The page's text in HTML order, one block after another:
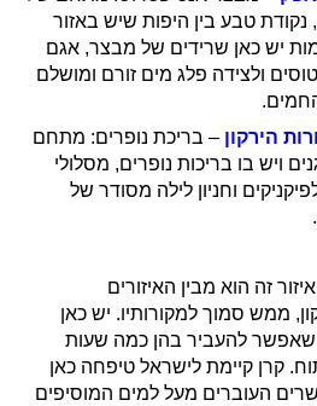
טבע בין היפות שיש באזור
יש כאן שרידים של מבצר, אגם
ולצידה פלג מים זורם ומושלם
הירקון – בריכת נופרים: מתחם
ויש בו בריכות נופרים, מסלולי
וחניון לילה מסודר של
זה הוא מבין האיזורים
ממש סמוך למקורותיו. יש כאן
שאפשר להעביר בהן כמה שעות
קרן קיימת לישראל טיפחה כאן
העוברים מעל למים המוסיפים